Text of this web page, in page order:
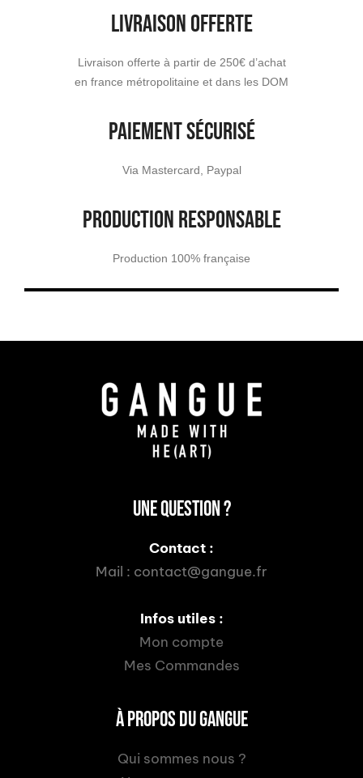
LIVRAISON OFFERTE
Livraison offerte à partir de 250€ d’achat
en france métropolitaine et dans les DOM
PAIEMENT SÉCURISÉ
Via Mastercard, Paypal
PRODUCTION RESPONSABLE
Production 100% française
UNE QUESTION ?
Contact :
Mail : contact@gangue.fr
Infos utiles :
Mon compte
Mes Commandes
À PROPOS DU GANGUE
Qui sommes nous ?